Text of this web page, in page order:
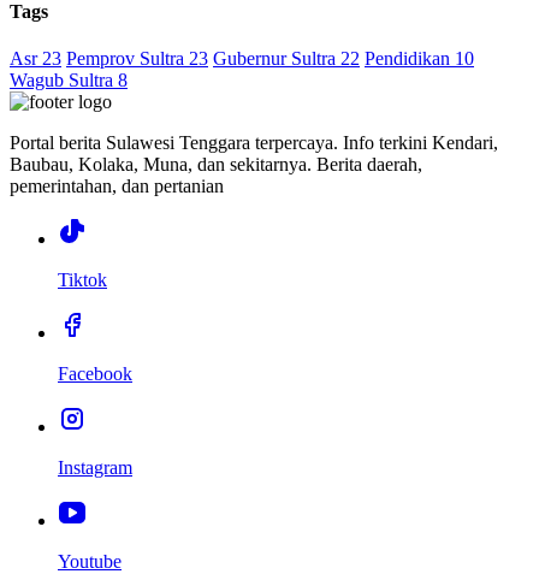
Tags
Asr 23 Pemprov Sultra 23 Gubernur Sultra 22 Pendidikan 10
Wagub Sultra 8
Portal berita Sulawesi Tenggara terpercaya. Info terkini Kendari,
Baubau, Kolaka, Muna, dan sekitarnya. Berita daerah,
pemerintahan, dan pertanian
Tiktok
Facebook
Instagram
Youtube